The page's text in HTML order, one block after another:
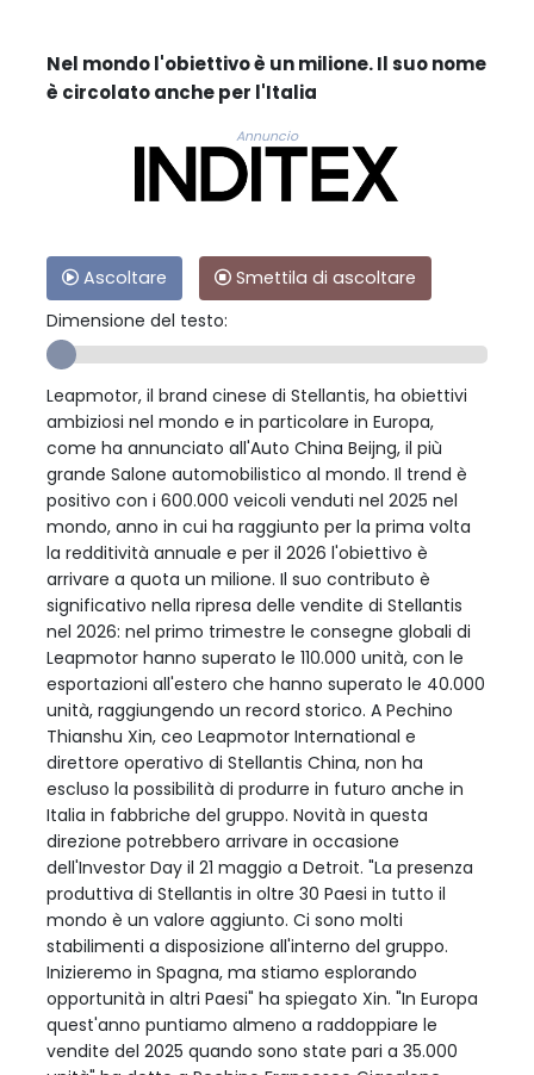
Nel mondo l'obiettivo è un milione. Il suo nome
è circolato anche per l'Italia
Annuncio
Ascoltare
Smettila di ascoltare
Dimensione del testo:
Leapmotor, il brand cinese di Stellantis, ha obiettivi
ambiziosi nel mondo e in particolare in Europa,
come ha annunciato all'Auto China Beijng, il più
grande Salone automobilistico al mondo. Il trend è
positivo con i 600.000 veicoli venduti nel 2025 nel
mondo, anno in cui ha raggiunto per la prima volta
la redditività annuale e per il 2026 l'obiettivo è
arrivare a quota un milione. Il suo contributo è
significativo nella ripresa delle vendite di Stellantis
nel 2026: nel primo trimestre le consegne globali di
Leapmotor hanno superato le 110.000 unità, con le
esportazioni all'estero che hanno superato le 40.000
unità, raggiungendo un record storico. A Pechino
Thianshu Xin, ceo Leapmotor International e
direttore operativo di Stellantis China, non ha
escluso la possibilità di produrre in futuro anche in
Italia in fabbriche del gruppo. Novità in questa
direzione potrebbero arrivare in occasione
dell'Investor Day il 21 maggio a Detroit. "La presenza
produttiva di Stellantis in oltre 30 Paesi in tutto il
mondo è un valore aggiunto. Ci sono molti
stabilimenti a disposizione all'interno del gruppo.
Inizieremo in Spagna, ma stiamo esplorando
opportunità in altri Paesi" ha spiegato Xin. "In Europa
quest'anno puntiamo almeno a raddoppiare le
vendite del 2025 quando sono state pari a 35.000